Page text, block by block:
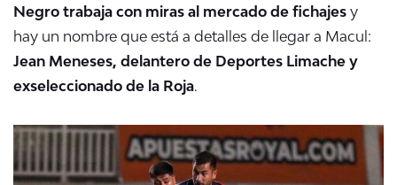
Negro trabaja con miras al mercado de fichajes y
hay un nombre que está a detalles de llegar a Macul:
Jean Meneses, delantero de Deportes Limache y
exseleccionado de la Roja.